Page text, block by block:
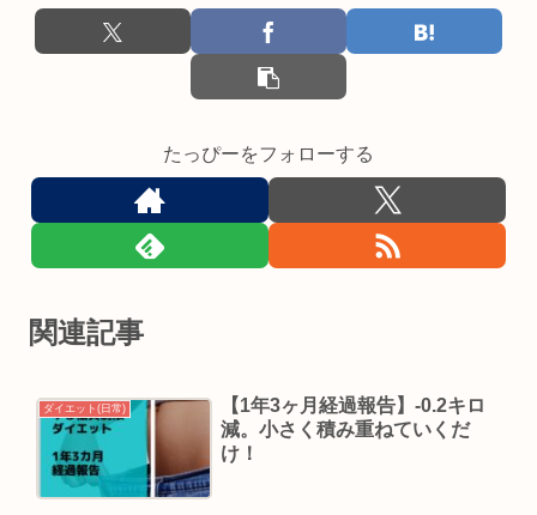
たっぴーをフォローする
関連記事
ダイエット(日常)
【1年3ヶ月経過報告】-0.2キロ
減。小さく積み重ねていくだ
け！